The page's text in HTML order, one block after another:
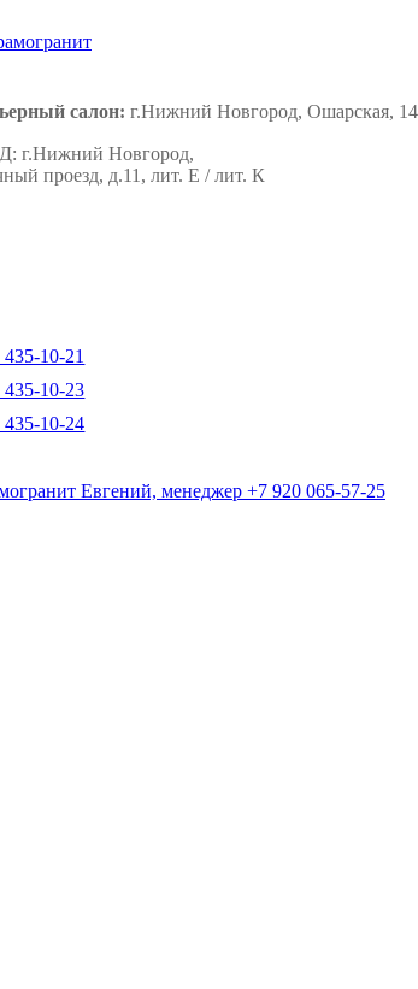
салон: г.Нижний Новгород, Ошарская,
г.Нижний Новгород,
проезд, д.11, лит. Е / лит. К
10-21
435-10-23
435-10-24
Евгений, менеджер +7 920 065-57-25